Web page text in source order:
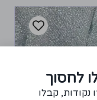
לחסוך
נקודות, קבלו